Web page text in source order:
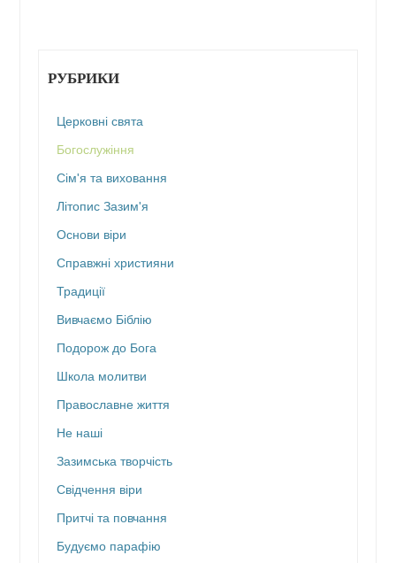
РУБРИКИ
Церковні свята
Богослужіння
Сім'я та виховання
Літопис Зазим'я
Основи віри
Справжні християни
Традиції
Вивчаємо Біблію
Подорож до Бога
Школа молитви
Православне життя
Не наші
Зазимська творчість
Свідчення віри
Притчі та повчання
Будуємо парафію